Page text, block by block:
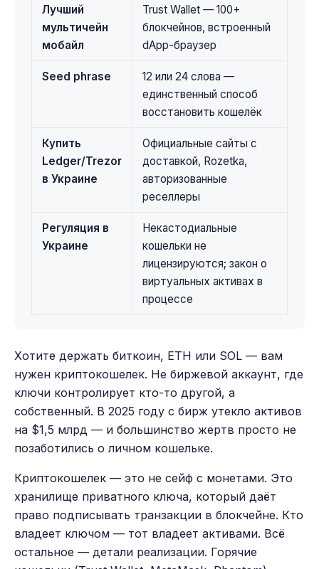
Лучший
мультичейн
мобайл
Trust Wallet — 100+
блокчейнов, встроенный
dApp-браузер
Seed phrase
12 или 24 слова —
единственный способ
восстановить кошелёк
Купить
Ledger/Trezor
в Украине
Официальные сайты с
доставкой, Rozetka,
авторизованные
реселлеры
Регуляция в
Украине
Некастодиальные
кошельки не
лицензируются; закон о
виртуальных активах в
процессе
Хотите держать биткоин, ETH или SOL — вам
нужен криптокошелек. Не биржевой аккаунт, где
ключи контролирует кто-то другой, а
собственный. В 2025 году с бирж утекло активов
на $1,5 млрд — и большинство жертв просто не
позаботились о личном кошельке.
Криптокошелек — это не сейф с монетами. Это
хранилище приватного ключа, который даёт
право подписывать транзакции в блокчейне. Кто
владеет ключом — тот владеет активами. Всё
остальное — детали реализации. Горячие